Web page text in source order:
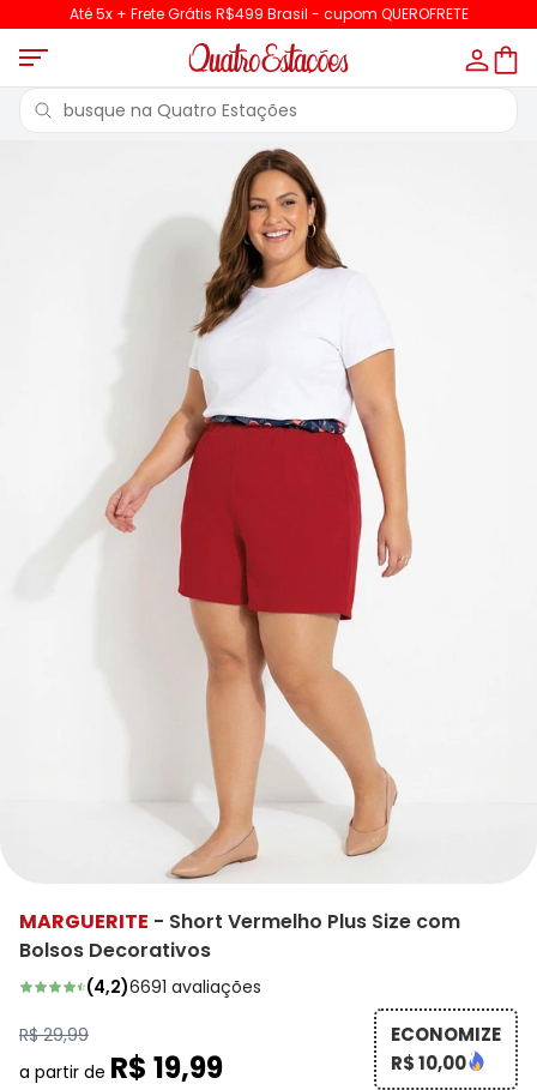
Até 5x + Frete Grátis R$499 Brasil - cupom QUEROFRETE
MARGUERITE - Short Vermelho Plus Size com
Bolsos Decorativos
(4,2)6691 avaliações
R$ 29,99
a partir de R$ 19,99
ECONOMIZE
R$ 10,00